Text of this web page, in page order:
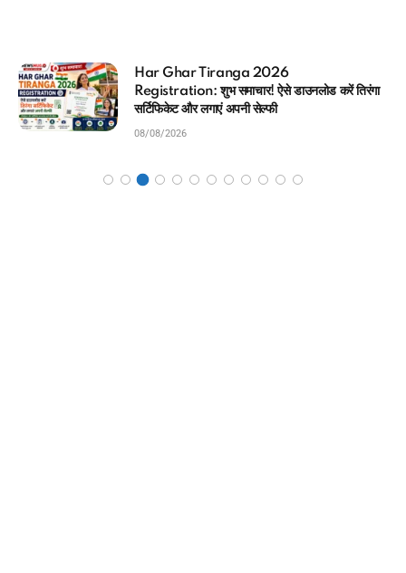
2026
ऐसे डाउनलोड करें तिरंगा
आधार कार्ड में कौन सा
मिनटों में चेक करने का
08/08/2026